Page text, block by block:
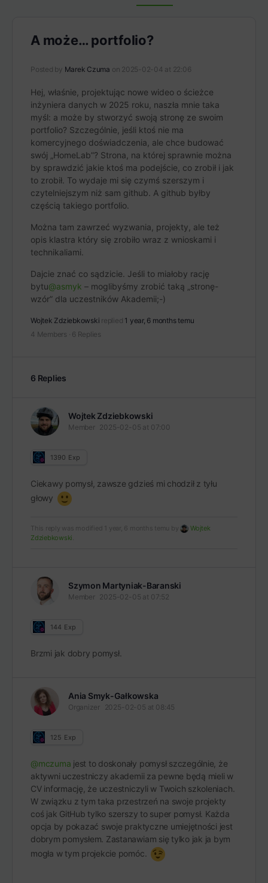
A może… portfolio?
Posted by Marek Czuma on 2025-02-04 at 22:06
Hej, właśnie, projektując nowe wideo o ścieżce
inżyniera danych w 2025 roku, naszła mnie taka
myśl: a może by stworzyć swoją stronę ze swoim
portfolio? Szczególnie, jeśli ktoś nie ma
komercyjnego doświadczenia, ale chce budować
swój „HomeLab”? Strona, na której sprawnie można
by sprawdzić jakie ktoś ma podejście, co zrobił i jak
to zrobił. To wydaje mi się czymś szerszym i
czytelniejszym niż sam github. A github byłby
częścią takiego portfolio.
Można tam zawrzeć wyzwania, projekty, ale też
opis klastra który się zrobiło wraz z wnioskami i
technikaliami.
Dajcie znać co sądzicie. Jeśli to miałoby rację
bytu@asmyk – moglibyśmy zrobić taką „stronę-
wzór” dla uczestników Akademii;-)
Wojtek Zdziebkowski replied 1 year, 6 months temu
4 Members · 6 Replies
6 Replies
Wojtek Zdziebkowski
Member 2025-02-05 at 07:00
1390 Exp
Ciekawy pomysł, zawsze gdzieś mi chodził z tyłu
głowy
This reply was modified 1 year, 6 months temu by
Wojtek
Zdziebkowski.
Szymon Martyniak-Baranski
Member 2025-02-05 at 07:52
144 Exp
Brzmi jak dobry pomysł.
Ania Smyk-Gałkowska
Organizer 2025-02-05 at 08:45
125 Exp
@mczuma jest to doskonały pomysł szczególnie, że
aktywni uczestniczy akademii za pewne będą mieli w
CV informację, że uczestniczyli w Twoich szkoleniach.
W związku z tym taka przestrzeń na swoje projekty
coś jak GitHub tylko szerszy to super pomysł. Każda
opcja by pokazać swoje praktyczne umiejętności jest
dobrym pomysłem. Zastanawiam się tylko jak ja bym
mogła w tym projekcie pomóc.